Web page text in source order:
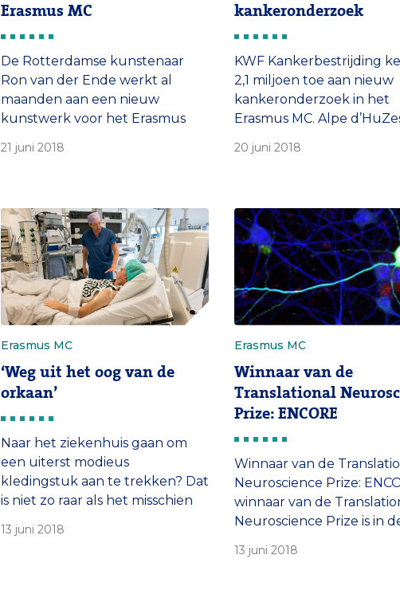
Erasmus MC
De Rotterdamse kunstenaar
Ron van der Ende werkt al
maanden aan een nieuw
kunstwerk voor het Erasmus
hangen bij de hoofdingang.
21 juni 2018
kankeronderzoek
KWF Kankerbestrijding
2,1 miljoen toe aan nieuw
kankeronderzoek in het
Erasmus MC. Alpe
richten zich op
protonentherapie. De
toekenningen zijn
van de
2018-1, waarin landelijk €
miljoen is toegekend aan
instituten. Een forse deel
bedrag komt van Alpe
(€ 5,5 […]
20 juni 2018
Erasmus MC
‘Weg uit het oog van de
orkaan’
Naar het ziekenhuis gaan om
een uiterst modieus
kledingstuk aan te trekken? Dat
is niet zo raar als het misschien
hartritmestoornis hebben baat
13 juni 2018
Erasmus MC
Winnaar van de
Translational
Prize: ENCORE
Winnaar van de
Neuroscience Prize:
winnaar van de
Neuroscience Prize is in
bekendgemaakt:
13 juni 2018